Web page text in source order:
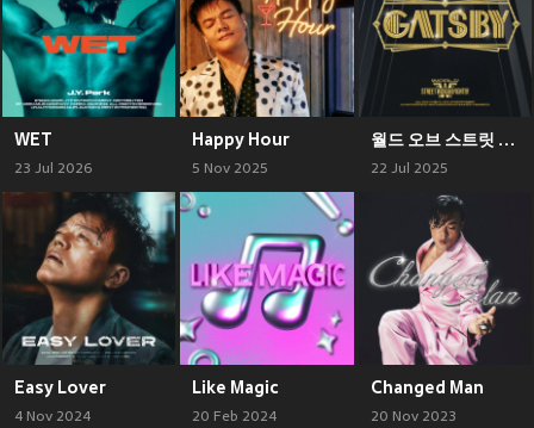
WET
23 Jul 2026
Happy Hour
5 Nov 2025
월드 오브 스트릿 우먼 파이터 (WSWF) Original Vol.4 (파이널) (WORLD OF STREET WOMAN FIGHTER (WSWF) Original Vol.4 (Final))
22 Jul 2025
Easy Lover
4 Nov 2024
Like Magic
20 Feb 2024
Changed Man
20 Nov 2023